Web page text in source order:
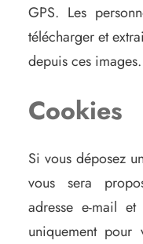
GPS. Les
télécharger et
depuis ces images.
Cookies
Si vous déposez
vous sera
adresse e-mail
uniquement